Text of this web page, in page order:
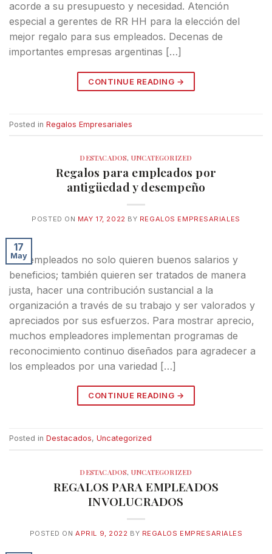
acorde a su presupuesto y necesidad. Atención
especial a gerentes de RR HH para la elección del
mejor regalo para sus empleados. Decenas de
importantes empresas argentinas […]
CONTINUE READING →
Posted in Regalos Empresariales
DESTACADOS, UNCATEGORIZED
Regalos para empleados por
antigüedad y desempeño
POSTED ON MAY 17, 2022 BY REGALOS EMPRESARIALES
17
May
Los empleados no solo quieren buenos salarios y
beneficios; también quieren ser tratados de manera
justa, hacer una contribución sustancial a la
organización a través de su trabajo y ser valorados y
apreciados por sus esfuerzos. Para mostrar aprecio,
muchos empleadores implementan programas de
reconocimiento continuo diseñados para agradecer a
los empleados por una variedad […]
CONTINUE READING →
Posted in Destacados, Uncategorized
DESTACADOS, UNCATEGORIZED
REGALOS PARA EMPLEADOS
INVOLUCRADOS
POSTED ONAPRIL 9, 2022 BY REGALOS EMPRESARIALES